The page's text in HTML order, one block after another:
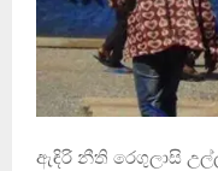
ඇඳිරි නීති රෙගුලාසි